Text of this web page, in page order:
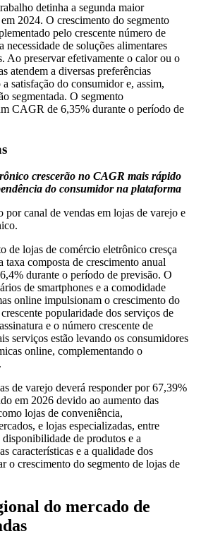
detinha a segunda maior
2024. O crescimento do segmento
pelo crescente número de
necessidade de soluções alimentares
Ao preservar efetivamente o calor ou o
atendem a diversas preferências
satisfação do consumidor e, assim,
segmentada. O segmento
CAGR de 6,35% durante o período de
crescerão no CAGR mais rápido
do consumidor na plataforma
por canal de vendas em lojas de varejo e
de lojas de comércio eletrônico cresça
taxa composta de crescimento anual
durante o período de previsão. O
de smartphones e a comodidade
online impulsionam o crescimento do
popularidade dos serviços de
e o número crescente de
serviços estão levando os consumidores
online, complementando o
de varejo deverá responder por 67,39%
em 2026 devido ao aumento das
lojas de conveniência,
e lojas especializadas, entre
de produtos e a
características e a qualidade dos
o crescimento do segmento de lojas de
do mercado de